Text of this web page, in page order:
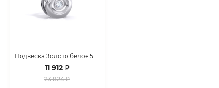
Подвеска Золото белое 50559-0111-0027
11 912 ₽
23 824 ₽